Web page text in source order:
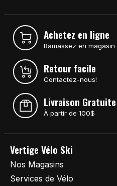
Achetez en ligne
Ramassez en magasin
Retour facile
Contactez-nous!
Livraison Gratuite
À partir de 100$
Vertige Vélo Ski
Nos Magasins
Services de Vélo